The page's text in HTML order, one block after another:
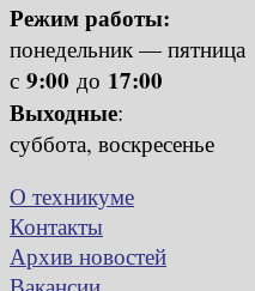
Режим работы:
понедельник — пятница
с 9:00 до 17:00
Выходные:
суббота, воскресенье
О техникуме
Контакты
Архив новостей